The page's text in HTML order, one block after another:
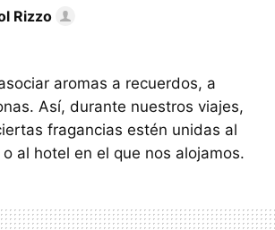
Rizzo
aromas a recuerdos, a
Así, durante nuestros viajes,
fragancias estén unidas al
al hotel en el que nos alojamos.